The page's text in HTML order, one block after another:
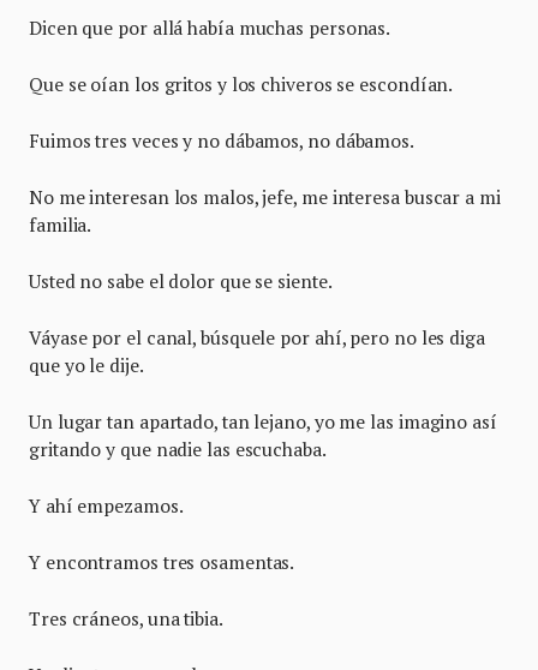
Dicen que por allá había muchas personas.
Que se oían los gritos y los chiveros se escondían.
Fuimos tres veces y no dábamos, no dábamos.
No me interesan los malos, jefe, me interesa buscar a mi
familia.
Usted no sabe el dolor que se siente.
Váyase por el canal, búsquele por ahí, pero no les diga
que yo le dije.
Un lugar tan apartado, tan lejano, yo me las imagino así
gritando y que nadie las escuchaba.
Y ahí empezamos.
Y encontramos tres osamentas.
Tres cráneos, una tibia.